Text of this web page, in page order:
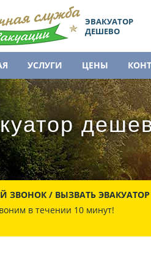
ЭВАКУАТОР
ДЕШЕВО
УСЛУГИ ЦЕНЫ
ЗВОНОК / ВЫЗВАТЬ ЭВАКУАТОР
в течении 10 минут!